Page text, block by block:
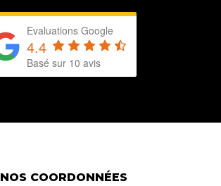
Evaluations Google
4.4
Basé sur 10 avis
NOS COORDONNÉES